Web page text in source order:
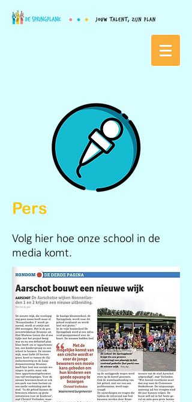
Pers
Volg hier hoe onze school in de
media komt.